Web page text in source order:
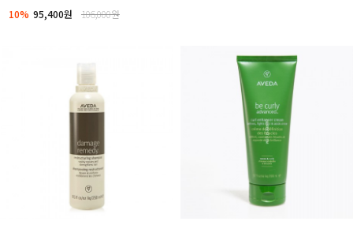
10% 95,400원 106,000원